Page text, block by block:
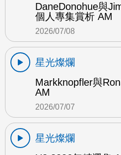
DaneDonohue與
個人專集賞析 AM
2026/07/08
星光燦爛
Markknopfler與
AM
2026/07/07
星光燦爛